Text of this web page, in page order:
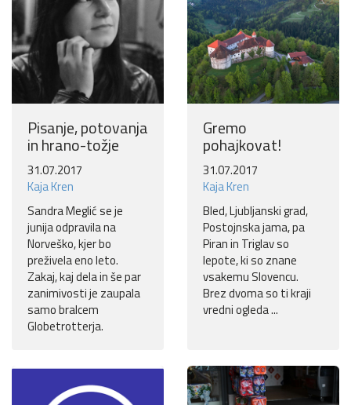
Pisanje, potovanja
in hrano-tožje
31.07.2017
Kaja Kren
Sandra Meglić se je
junija odpravila na
Norveško, kjer bo
preživela eno leto.
Zakaj, kaj dela in še par
zanimivosti je zaupala
samo bralcem
Globetrotterja.
Gremo
pohajkovat!
31.07.2017
Kaja Kren
Bled, Ljubljanski grad,
Postojnska jama, pa
Piran in Triglav so
lepote, ki so znane
vsakemu Slovencu.
Brez dvoma so ti kraji
vredni ogleda ...
Ne hvala